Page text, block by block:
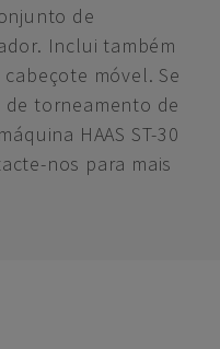
de
Inclui também
móvel. Se
torneamento de
HAAS ST-30
nos para mais